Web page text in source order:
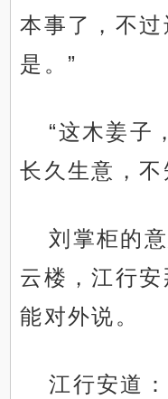
本事了，不
是。”
“这木姜子
长久生意，不
刘掌柜的
云楼，江行
能对外说。
江行安道